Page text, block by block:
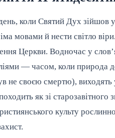
коли Святий Дух зійшов
мовами й нести світло
Церкви. Водночас у
— часом, коли природа
не своєю смертю), виходять
як зі
культу